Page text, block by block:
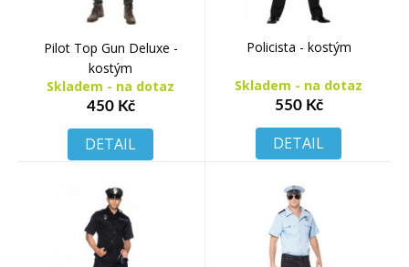
Pilot Top Gun Deluxe -
kostým
Skladem - na dotaz
450 Kč
DETAIL
Policista - kostým
Skladem - na dotaz
550 Kč
DETAIL